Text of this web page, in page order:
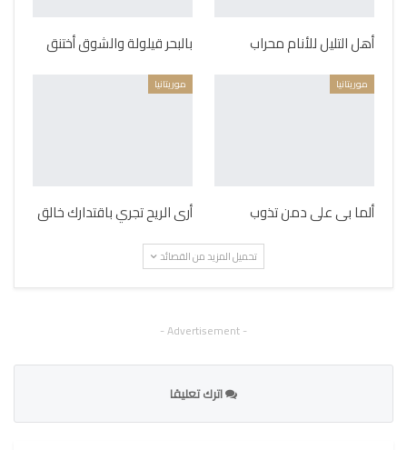
أهل التليل للأنام محراب بالبحر قيلولة والشوق أختنق
موريتانيا
ألما بى على دمن تذوب
موريتانيا
أرى الريح تجري باقتدارك خالق
تحميل المزيد من القصائد
- Advertisement -
اترك تعليقا